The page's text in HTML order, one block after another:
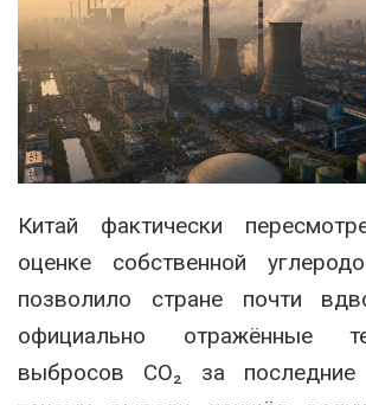
Китай фактически
оценке собственной
позволило стране почти
официально отражённые
выбросов CO₂ за